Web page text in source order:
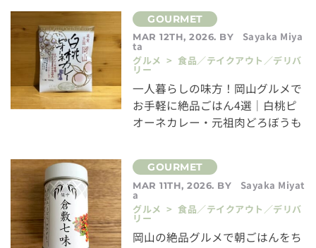
MAR 12TH, 2026. BY Sayaka Miya
ta
グルメ > 食品／テイクアウト／デリバ
リー
一人暮らしの味方！岡山グルメで
お手軽に絶品ごはん4選｜白桃ピ
オーネカレー・元祖肉どろぼうも
MAR 11TH, 2026. BY Sayaka Miyat
a
グルメ > 食品／テイクアウト／デリバ
リー
岡山の絶品グルメで朝ごはんをち